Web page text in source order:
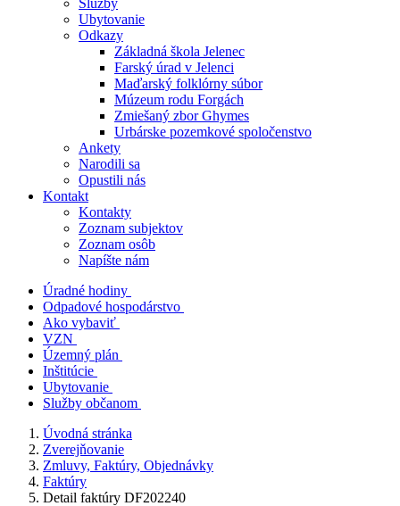
Služby
Ubytovanie
Odkazy
Základná škola Jelenec
Farský úrad v Jelenci
Maďarský folklórny súbor
Múzeum rodu Forgách
Zmiešaný zbor Ghymes
Urbárske pozemkové spoločenstvo
Ankety
Narodili sa
Opustili nás
Kontakt
Kontakty
Zoznam subjektov
Zoznam osôb
Napíšte nám
Úradné hodiny
Odpadové hospodárstvo
Ako vybaviť
VZN
Územný plán
Inštitúcie
Ubytovanie
Služby občanom
Úvodná stránka
Zverejňovanie
Zmluvy, Faktúry, Objednávky
Faktúry
Detail faktúry DF202240